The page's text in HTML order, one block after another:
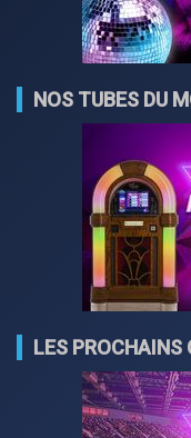
NOS TUBES DU
LES PROCHAINS